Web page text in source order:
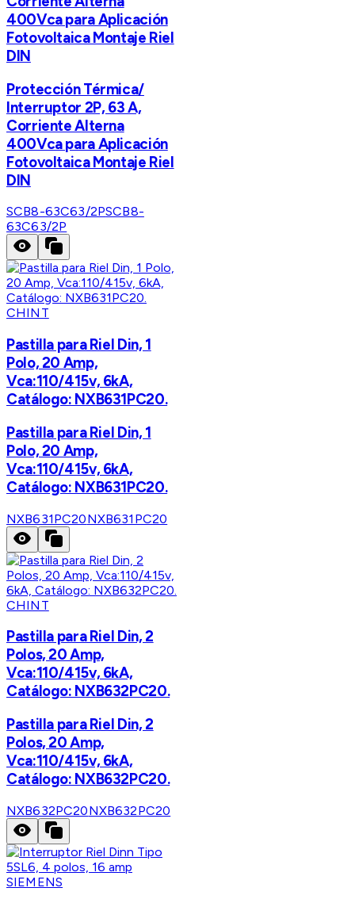
400Vca para Aplicación
Fotovoltaica Montaje Riel
DIN
Protección Térmica/
Interruptor 2P, 63 A,
Corriente Alterna
400Vca para Aplicación
Fotovoltaica Montaje Riel
DIN
SCB8-63C63/2PSCB8-
63C63/2P
CHINT
Pastilla para Riel Din, 1
Polo, 20 Amp,
Vca:110/415v, 6kA,
Catálogo: NXB631PC20.
Pastilla para Riel Din, 1
Polo, 20 Amp,
Vca:110/415v, 6kA,
Catálogo: NXB631PC20.
NXB631PC20NXB631PC20
CHINT
Pastilla para Riel Din, 2
Polos, 20 Amp,
Vca:110/415v, 6kA,
Catálogo: NXB632PC20.
Pastilla para Riel Din, 2
Polos, 20 Amp,
Vca:110/415v, 6kA,
Catálogo: NXB632PC20.
NXB632PC20NXB632PC20
SIEMENS